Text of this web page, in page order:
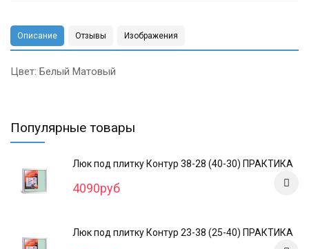
Описание Отзывы Изображения
Цвет: Белый Матовый
Популярные товары
Люк под плитку Контур 38-28 (40-30) ПРАКТИКА
4090руб
Люк под плитку Контур 23-38 (25-40) ПРАКТИКА